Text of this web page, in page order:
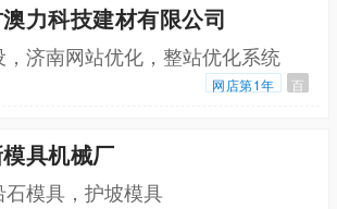
力科技建材有限公司
济南网站优化，整站优化系统
网店第1年 百
具机械厂
模具，护坡模具